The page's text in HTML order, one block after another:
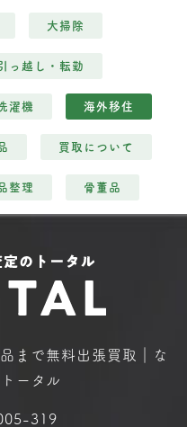
大掃除
っ越し・転勤
濯機 海外移住
買取について
整理 骨董品
まで無料出張買取｜な
ータル
319